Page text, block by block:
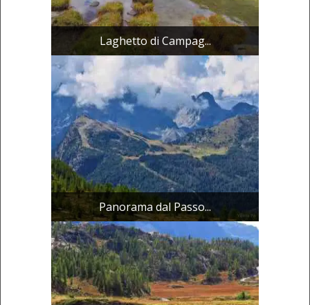
Laghetto di Campag...
Panorama dal Passo...